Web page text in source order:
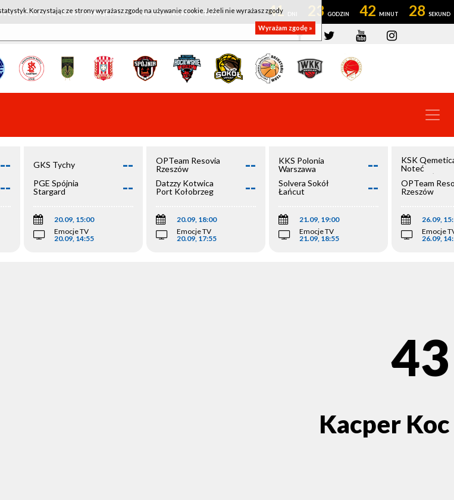
HOTEL WROCŁAW - KSK QEMETICA NOTEĆ INOWROCŁAW 41 23 42 27
--
--
GKS Tychy --
PGE Spójnia
Stargard
--
20.09, 15:00
Emocje TV
20.09, 14:55
OPTeam Resovia
Rzeszów
--
Datzzy Kotwica
Port Kołobrzeg
--
20.09, 18:00
Emocje TV
20.09, 17:55
KKS Polonia
Warszawa
--
Solvera Sokół
Łańcut
--
21.09, 19:00
Emocje TV
21.09, 18:55
KSK
Noteć
Inowrocław
OPTeam
Rzeszów
26.09,
Emocje
26.09,
43
Kacper Koc
Korzystając ze strony wyrażasz zgodę na używanie cookie. Jeżeli nie wyrażasz zgody
Wyrażam zgodę »